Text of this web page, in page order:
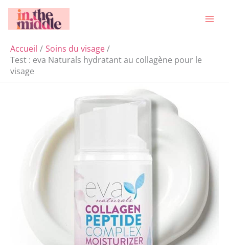
Aller
Accueil
Soins du visage
Test : eva Naturals hydratant au collagène pour le
visage
Rechercher